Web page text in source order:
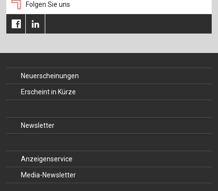
Folgen Sie uns
Neuerscheinungen
Erscheint in Kürze
Newsletter
Anzeigenservice
Media-Newsletter